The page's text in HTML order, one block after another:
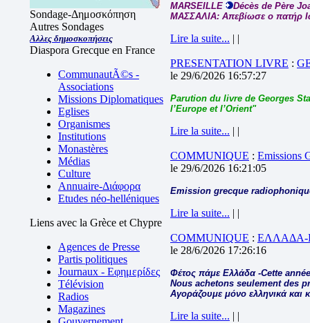
Sondage-Δημοσκόπηση
Autres Sondages
Αλλες δημοσκοπήσεις
Diaspora Grecque en France
CommunautÃ©s -
Associations
Missions Diplomatiques
Eglises
Organismes
Institutions
Monastères
Médias
Culture
Annuaire-Διάφορα
Etudes néo-helléniques
Liens avec la Grèce et Chypre
Agences de Presse
Partis politiques
Journaux - Εφημερίδες
Télévision
Radios
Magazines
MARSEILLE
Décès de Père
ΜΑΣΣΑΛΙΑ: Απεβίωσε ο πατήρ
Lire la suite... | |
PRESENTATION LIVRE :
le 29/6/2026 16:57:27
Parution du livre de Georges
l’Europe et l’Orient"
Lire la suite... | |
COMMUNIQUE : Emissions
le 29/6/2026 16:21:05
Emission grecque
Lire la suite... | |
COMMUNIQUE :
le 28/6/2026 17:26:16
Φέτος πάμε Ελλάδα -Cette
Nous achetons seulement des
Αγοράζουμε μόνο ελληνικά και
Lire la suite... | |